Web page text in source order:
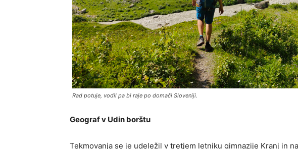
Rad potuje, vodil pa bi raje po domači Sloveniji.
Geograf v Udin borštu
Tekmovanja se je udeležil v tretjem letniku gimnazije Kranj in